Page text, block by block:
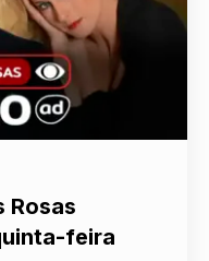
Rosas
feira